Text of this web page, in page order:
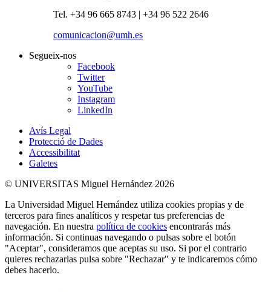
Tel. +34 96 665 8743 | +34 96 522 2646
comunicacion@umh.es
Segueix-nos
Facebook
Twitter
YouTube
Instagram
LinkedIn
Avís Legal
Protecció de Dades
Accessibilitat
Galetes
© UNIVERSITAS Miguel Hernández 2026
La Universidad Miguel Hernández utiliza cookies propias y de
terceros para fines analíticos y respetar tus preferencias de
navegación. En nuestra política de cookies encontrarás más
información. Si continuas navegando o pulsas sobre el botón
"Aceptar", consideramos que aceptas su uso. Si por el contrario
quieres rechazarlas pulsa sobre "Rechazar" y te indicaremos cómo
debes hacerlo.